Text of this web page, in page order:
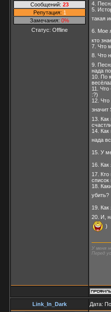
Сообщений: 23
Репутация: 1
Замечания: 0%
Статус: Offline
4.
5.
такая
6. Мое
кто
7. Что
8. Что
9.
нада
10. По
11.
:?)
12.
значит
13.
14.
нада
15. У
16. Как
17.
список
18.
убить?
19.
20. И,
)
У меня
Перед
Link_In_Dark Дата: